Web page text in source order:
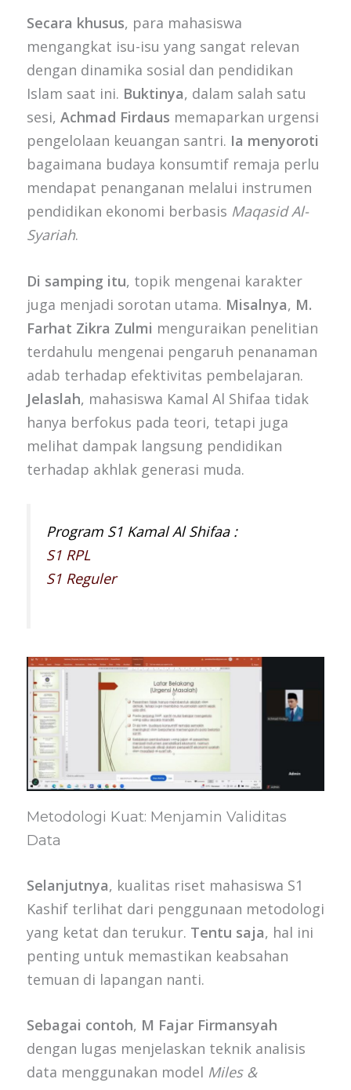
Secara khusus, para mahasiswa
mengangkat isu-isu yang sangat relevan
dengan dinamika sosial dan pendidikan
Islam saat ini. Buktinya, dalam salah satu
sesi, Achmad Firdaus memaparkan urgensi
pengelolaan keuangan santri. Ia menyoroti
bagaimana budaya konsumtif remaja perlu
mendapat penanganan melalui instrumen
pendidikan ekonomi berbasis Maqasid Al-
Syariah.
Di samping itu, topik mengenai karakter
juga menjadi sorotan utama. Misalnya, M.
Farhat Zikra Zulmi menguraikan penelitian
terdahulu mengenai pengaruh penanaman
adab terhadap efektivitas pembelajaran.
Jelaslah, mahasiswa Kamal Al Shifaa tidak
hanya berfokus pada teori, tetapi juga
melihat dampak langsung pendidikan
terhadap akhlak generasi muda.
Program S1 Kamal Al Shifaa :
S1 RPL
S1 Reguler
Metodologi Kuat: Menjamin Validitas
Data
Selanjutnya, kualitas riset mahasiswa S1
Kashif terlihat dari penggunaan metodologi
yang ketat dan terukur. Tentu saja, hal ini
penting untuk memastikan keabsahan
temuan di lapangan nanti.
Sebagai contoh, M Fajar Firmansyah
dengan lugas menjelaskan teknik analisis
data menggunakan model Miles &